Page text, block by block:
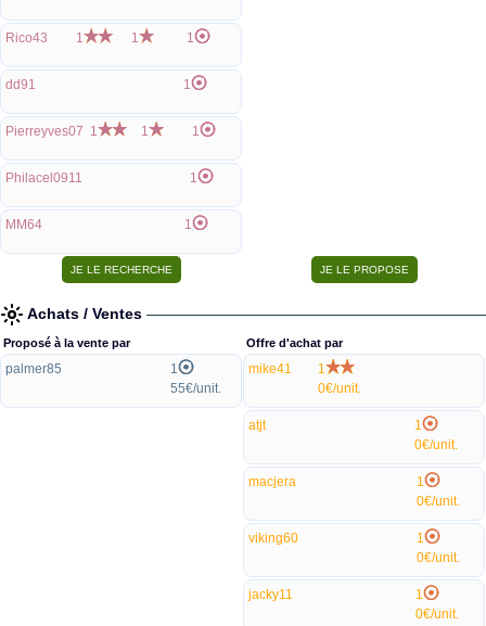
Rico43 1 1 1
dd91 1
Pierreyves07 1 1 1
Philacel0911 1
MM64 1
Achats / Ventes
Proposé à la vente par
palmer85
1
55€/unit.
Offre d'achat par
mike41
1
0€/unit.
atjt
1
0€/unit.
macjera
1
0€/unit.
viking60
1
0€/unit.
jacky11
1
0€/unit.